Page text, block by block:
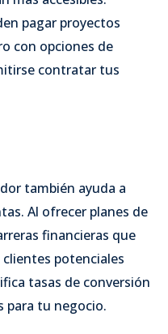
pagar proyectos
con opciones de
contratar tus
también ayuda a
Al ofrecer planes de
financieras que
potenciales
tasas de conversión
para tu negocio.